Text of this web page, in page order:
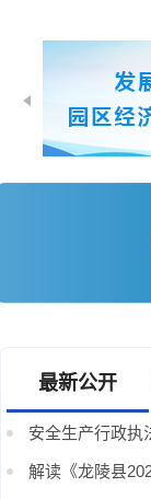
最新公开
安全生产行政执
解读《龙陵县